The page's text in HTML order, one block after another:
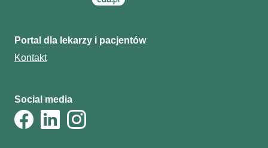
Portal dla lekarzy i pacjentów
Kontakt
Social media